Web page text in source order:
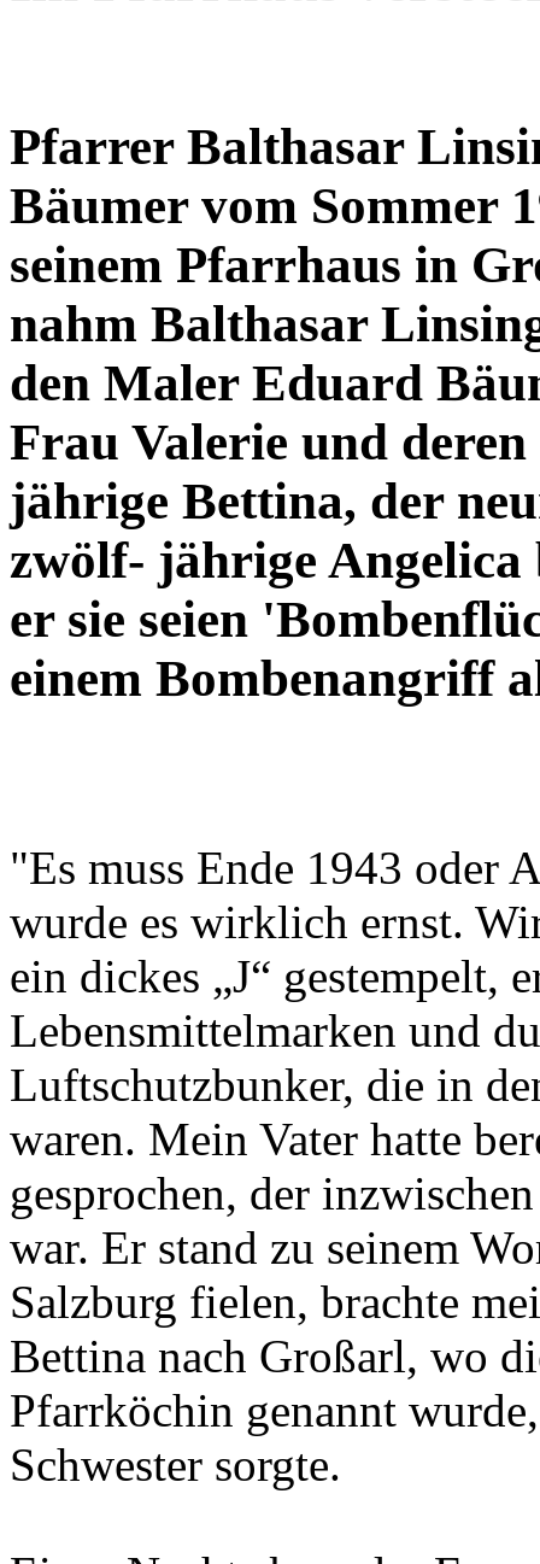
Pfarrer Balthasar
Bäumer vom Sommer
seinem Pfarrhaus in
nahm Balthasar
den Maler Eduard
Frau Valerie und
jährige Bettina, der
zwölf- jährige
er sie seien
einem Bombenangriff
"Es muss Ende 1943 oder
wurde es wirklich ernst.
ein dickes „J“ gestempelt,
Lebensmittelmarken und
Luftschutzbunker, die in
waren. Mein Vater hatte
gesprochen, der
war. Er stand zu seinem
Salzburg fielen, brachte
Bettina nach Großarl, wo
Pfarrköchin genannt
Schwester sorgte.